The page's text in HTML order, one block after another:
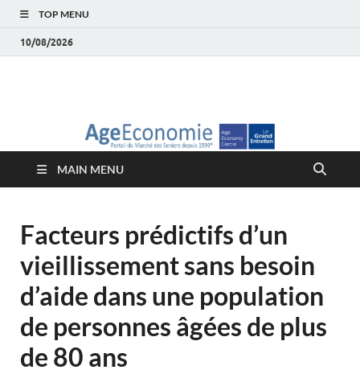
TOP MENU
10/08/2026
économie – Marché
des Seniors
MAIN MENU
Facteurs prédictifs d’un
vieillissement sans besoin
d’aide dans une population
de personnes âgées de plus
de 80 ans